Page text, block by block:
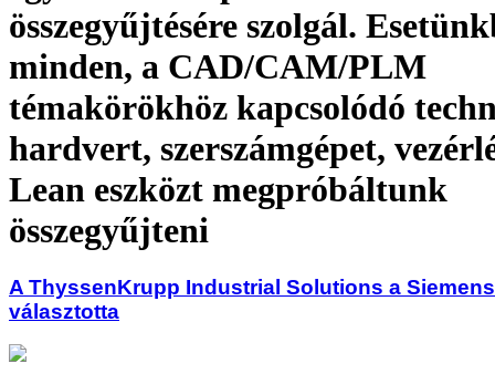
összegyűjtésére szolgál.
minden, a CAD/CAM/PLM
témakörökhöz kapcsolódó
hardvert, szerszámgépet,
Lean eszközt megpróbáltunk
összegyűjteni
A ThyssenKrupp Industrial Solutions a
választotta